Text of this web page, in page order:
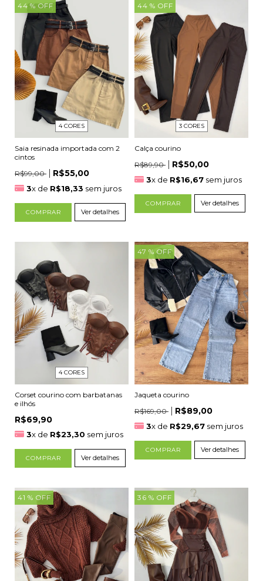
44 % OFF
4 CORES
Saia resinada importada com 2
cintos
R$99,00
R$55,00
3x de R$18,33 sem juros
COMPRAR Ver detalhes
44 % OFF
3 CORES
Calça courino
R$89,90
R$50,00
3x de R$16,67 sem juros
COMPRAR Ver detalhes
4 CORES
Corset courino com barbatanas
e ilhós
R$69,90
3x de R$23,30 sem juros
COMPRAR Ver detalhes
47 % OFF
Jaqueta courino
R$169,00
R$89,00
3x de R$29,67 sem juros
COMPRAR Ver detalhes
41 % OFF 36 % OFF